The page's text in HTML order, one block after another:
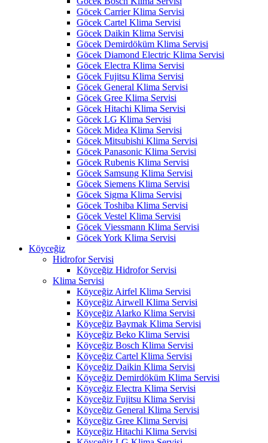
Göcek Carrier Klima Servisi
Göcek Cartel Klima Servisi
Göcek Daikin Klima Servisi
Göcek Demirdöküm Klima Servisi
Göcek Diamond Electric Klima Servisi
Göcek Electra Klima Servisi
Göcek Fujitsu Klima Servisi
Göcek General Klima Servisi
Göcek Gree Klima Servisi
Göcek Hitachi Klima Servisi
Göcek LG Klima Servisi
Göcek Midea Klima Servisi
Göcek Mitsubishi Klima Servisi
Göcek Panasonic Klima Servisi
Göcek Rubenis Klima Servisi
Göcek Samsung Klima Servisi
Göcek Siemens Klima Servisi
Göcek Sigma Klima Servisi
Göcek Toshiba Klima Servisi
Göcek Vestel Klima Servisi
Göcek Viessmann Klima Servisi
Göcek York Klima Servisi
Köyceğiz
Hidrofor Servisi
Köyceğiz Hidrofor Servisi
Klima Servisi
Köyceğiz Airfel Klima Servisi
Köyceğiz Airwell Klima Servisi
Köyceğiz Alarko Klima Servisi
Köyceğiz Baymak Klima Servisi
Köyceğiz Beko Klima Servisi
Köyceğiz Bosch Klima Servisi
Köyceğiz Cartel Klima Servisi
Köyceğiz Daikin Klima Servisi
Köyceğiz Demirdöküm Klima Servisi
Köyceğiz Electra Klima Servisi
Köyceğiz Fujitsu Klima Servisi
Köyceğiz General Klima Servisi
Köyceğiz Gree Klima Servisi
Köyceğiz Hitachi Klima Servisi